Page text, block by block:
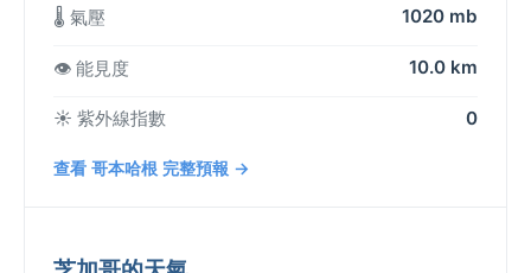
🌡️ 氣壓 1020 mb
👁️ 能見度 10.0 km
☀️ 紫外線指數 0
查看 哥本哈根 完整預報 →